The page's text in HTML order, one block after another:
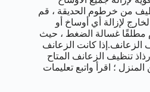
لطيف من خرطوم الحديقة ، قم
لإزالة أي أوساخ أو
مطلقًا غسالة الضغط ، حيث
كانت الزعانف
تنظيف الزعانف المتاح
؛ اقرأ واتبع تعليمات